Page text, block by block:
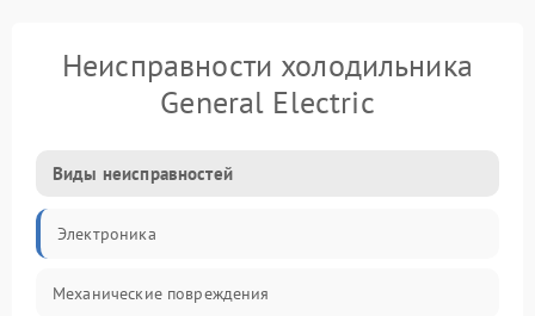
Неисправности холодильника
General Electric
Виды неисправностей
Электроника
Механические повреждения